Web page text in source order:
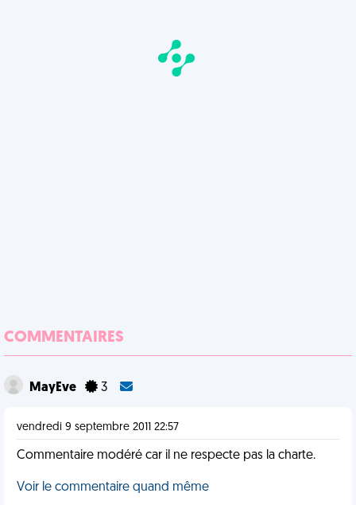
COMMENTAIRES
MayEve 3
vendredi 9 septembre 2011 22:57
Commentaire modéré car il ne respecte pas la charte.
Voir le commentaire quand même